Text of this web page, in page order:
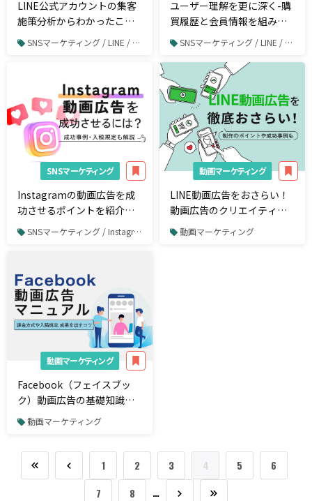
LINE公式アカウントの集客
施策分析からわかったこ
と‐「友だち追加施策」を
通して、ユーザーとの関係
SNSマーケティング / LINE / LINE運用
ユーザー理解を更に深く-購
買履歴と会員情報を組み合
わせたLINE運用の分析とは-
SNSマーケティング / LINE / LINE運用
SNSマーケティング
Instagramの動画広告を成
功させるポイントを紹介｜
成功事例・入稿規定も解説
SNSマーケティング / Instagram / Instagram広告
動画マーケティング
LINE動画広告をおさらい！
動画広告のクリエイティブ
作成のポイントや成功事例
動画マーケティング
動画マーケティング
Facebook（フェイスブッ
ク）動画広告の基礎知識。
入稿規定や課金方法、効果
を出すコツを解説
動画マーケティング
1 2 3 4 5
6
7
8 …